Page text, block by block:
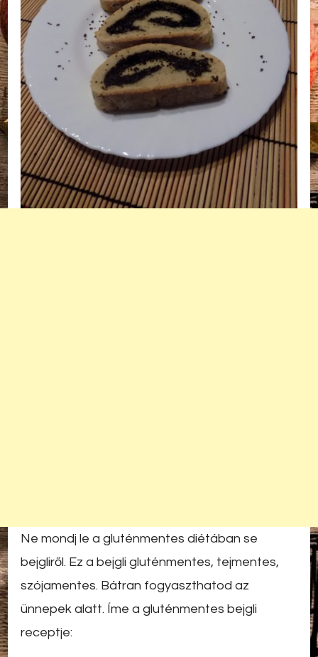
Ne mondj le a gluténmentes diétában se
bejgliről. Ez a bejgli gluténmentes, tejmentes,
szójamentes. Bátran fogyaszthatod az
ünnepek alatt. Íme a gluténmentes bejgli
receptje: